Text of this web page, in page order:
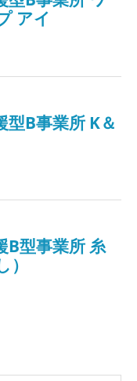
アイ
型B事業所 K＆
B型事業所 糸